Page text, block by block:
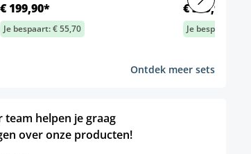
€ 199,90*
Je bespaart: € 55,70
€ 399,90*
Je bespaart: €
Ontdek meer sets
team helpen je graag
over onze producten!